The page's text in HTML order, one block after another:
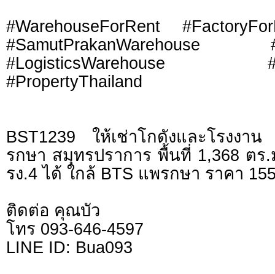
#WarehouseForRent
#SamutPrakanWarehouse
#LogisticsWarehouse
#PropertyThailand
BST1239 ให้เช่าโกดังและโรงง
รกษา สมุทรปราการ พื้นที่ 1,368 ตร
รง.4 ได้ ใกล้ BTS แพรกษา ราคา
ติดต่อ คุณบัว
โทร 093-646-4597
LINE ID: Bua093